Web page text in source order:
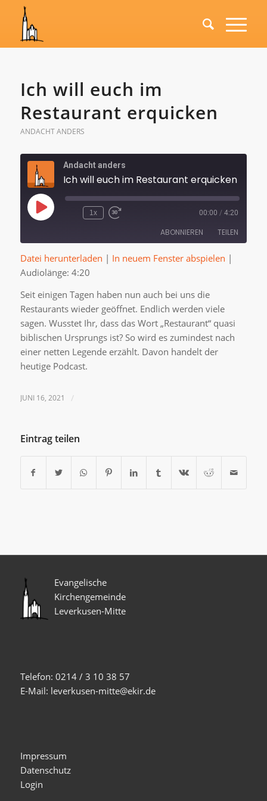
Ich will euch im
Restaurant erquicken
ANDACHT ANDERS
Andacht anders
Ich will euch im Restaurant erquicken
Play
Episode
1x 00:00 / 4:20
ABONNIEREN TEILEN
RSS FEED
TEILEN
LINK
EMBED
Datei herunterladen | In neuem Fenster abspielen |
Audiolänge: 4:20
Seit einigen Tagen haben nun auch bei uns die
Restaurants wieder geöffnet. Endlich werden viele
sagen. Wusstet Ihr, dass das Wort „Restaurant“ quasi
biblischen Ursprungs ist? So wird es zumindest nach
einer netten Legende erzählt. Davon handelt der
heutige Podcast.
JUNI 16, 2021 /
Eintrag teilen
Evangelische
Kirchengemeinde
Leverkusen-Mitte
Telefon: 0214 / 3 10 38 57
E-Mail: leverkusen-mitte@ekir.de
Impressum
Datenschutz
Login